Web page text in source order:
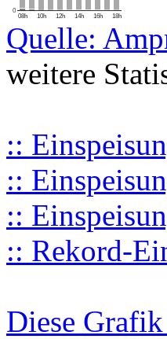
08h 10h 12h 14h 16h 18h
0
Quelle:
weitere
::
::
::
:: Rekord-
Diese